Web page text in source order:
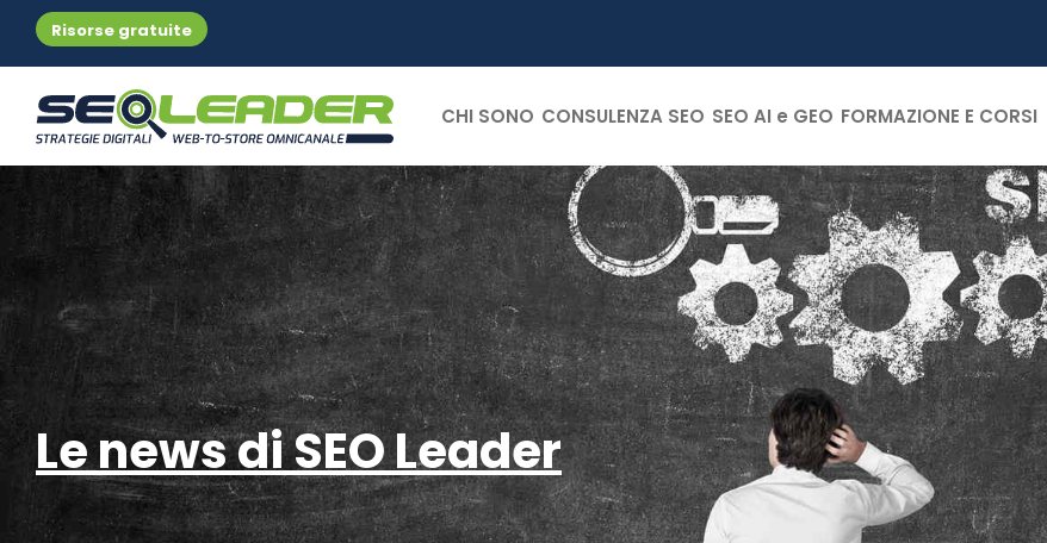
Risorse gratuite
CHI SONO CONSULENZA SEO SEO AI e GEO FORMAZIONE E CORSI
Le news di SEO Leader